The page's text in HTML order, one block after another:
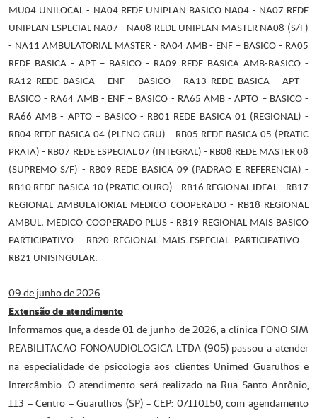
MU04 UNILOCAL - NA04 REDE UNIPLAN BASICO NA04 - NA07 REDE
UNIPLAN ESPECIAL NA07 - NA08 REDE UNIPLAN MASTER NA08 (S/F)
- NA11 AMBULATORIAL MASTER - RA04 AMB - ENF – BASICO - RA05
REDE BASICA - APT – BASICO - RA09 REDE BASICA AMB-BASICO -
RA12 REDE BASICA - ENF – BASICO - RA13 REDE BASICA - APT –
BASICO - RA64 AMB - ENF – BASICO - RA65 AMB - APTO – BASICO -
RA66 AMB - APTO – BASICO - RB01 REDE BASICA 01 (REGIONAL) -
RB04 REDE BASICA 04 (PLENO GRU) - RB05 REDE BASICA 05 (PRATIC
PRATA) - RB07 REDE ESPECIAL 07 (INTEGRAL) - RB08 REDE MASTER 08
(SUPREMO S/F) - RB09 REDE BASICA 09 (PADRAO E REFERENCIA) -
RB10 REDE BASICA 10 (PRATIC OURO) - RB16 REGIONAL IDEAL - RB17
REGIONAL AMBULATORIAL MEDICO COOPERADO - RB18 REGIONAL
AMBUL. MEDICO COOPERADO PLUS - RB19 REGIONAL MAIS BASICO
PARTICIPATIVO - RB20 REGIONAL MAIS ESPECIAL PARTICIPATIVO –
RB21 UNISINGULAR.
09 de junho de 2026
Extensão de atendimento
Informamos que, a desde 01 de junho de 2026, a clínica FONO SIM
REABILITACAO FONOAUDIOLOGICA LTDA (905) passou a atender
na especialidade de psicologia aos clientes Unimed Guarulhos e
Intercâmbio. O atendimento será realizado na Rua Santo Antônio,
113 – Centro – Guarulhos (SP) - CEP: 07110150, com agendamento